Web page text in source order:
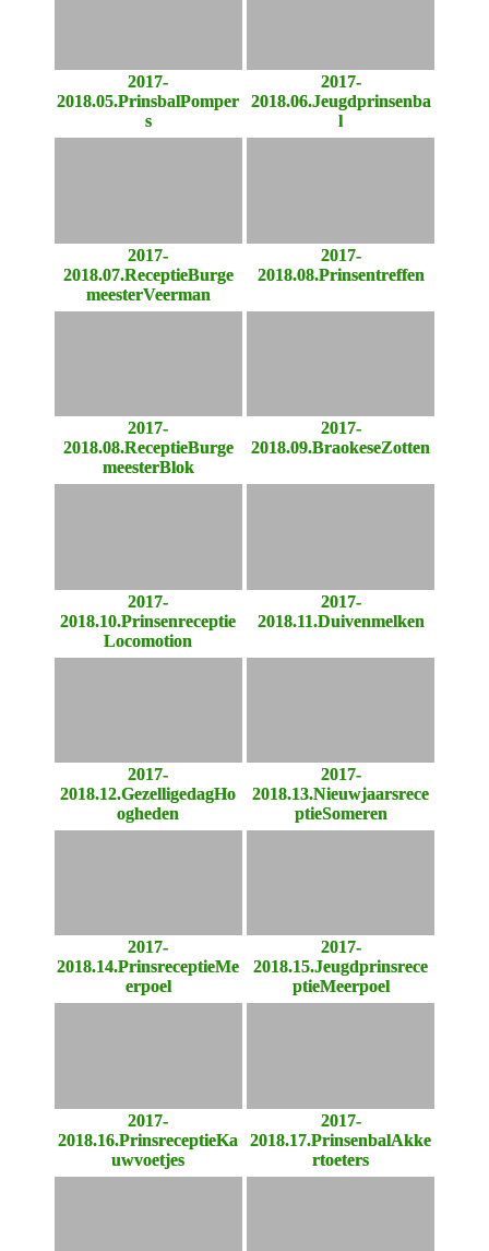
2017-
2018.05.PrinsbalPomper
s
2017-
2018.06.Jeugdprinsenba
l
2017-
2018.07.ReceptieBurge
meesterVeerman
2017-
2018.08.Prinsentreffen
2017-
2018.08.ReceptieBurge
meesterBlok
2017-
2018.09.BraokeseZotten
2017-
2018.10.Prinsenreceptie
Locomotion
2017-
2018.11.Duivenmelken
2017-
2018.12.GezelligedagHo
ogheden
2017-
2018.13.Nieuwjaarsrece
ptieSomeren
2017-
2018.14.PrinsreceptieMe
erpoel
2017-
2018.15.Jeugdprinsrece
ptieMeerpoel
2017-
2018.16.PrinsreceptieKa
uwvoetjes
2017-
2018.17.PrinsenbalAkke
rtoeters